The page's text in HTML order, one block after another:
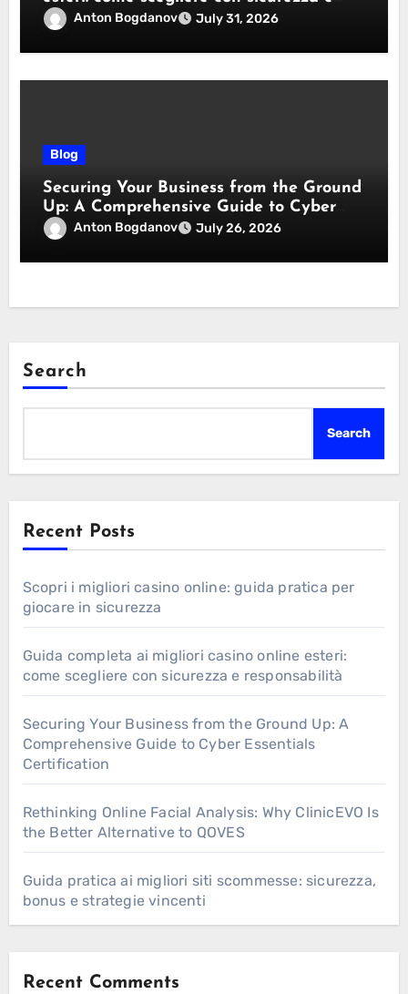
responsabilità
Anton Bogdanov July 31, 2026
Blog
Securing Your Business from the Ground
Up: A Comprehensive Guide to Cyber
Essentials Certification
Anton Bogdanov July 26, 2026
Search
Search
Recent Posts
Scopri i migliori casino online: guida pratica per
giocare in sicurezza
Guida completa ai migliori casino online esteri:
come scegliere con sicurezza e responsabilità
Securing Your Business from the Ground Up: A
Comprehensive Guide to Cyber Essentials
Certification
Rethinking Online Facial Analysis: Why ClinicEVO Is
the Better Alternative to QOVES
Guida pratica ai migliori siti scommesse: sicurezza,
bonus e strategie vincenti
Recent Comments